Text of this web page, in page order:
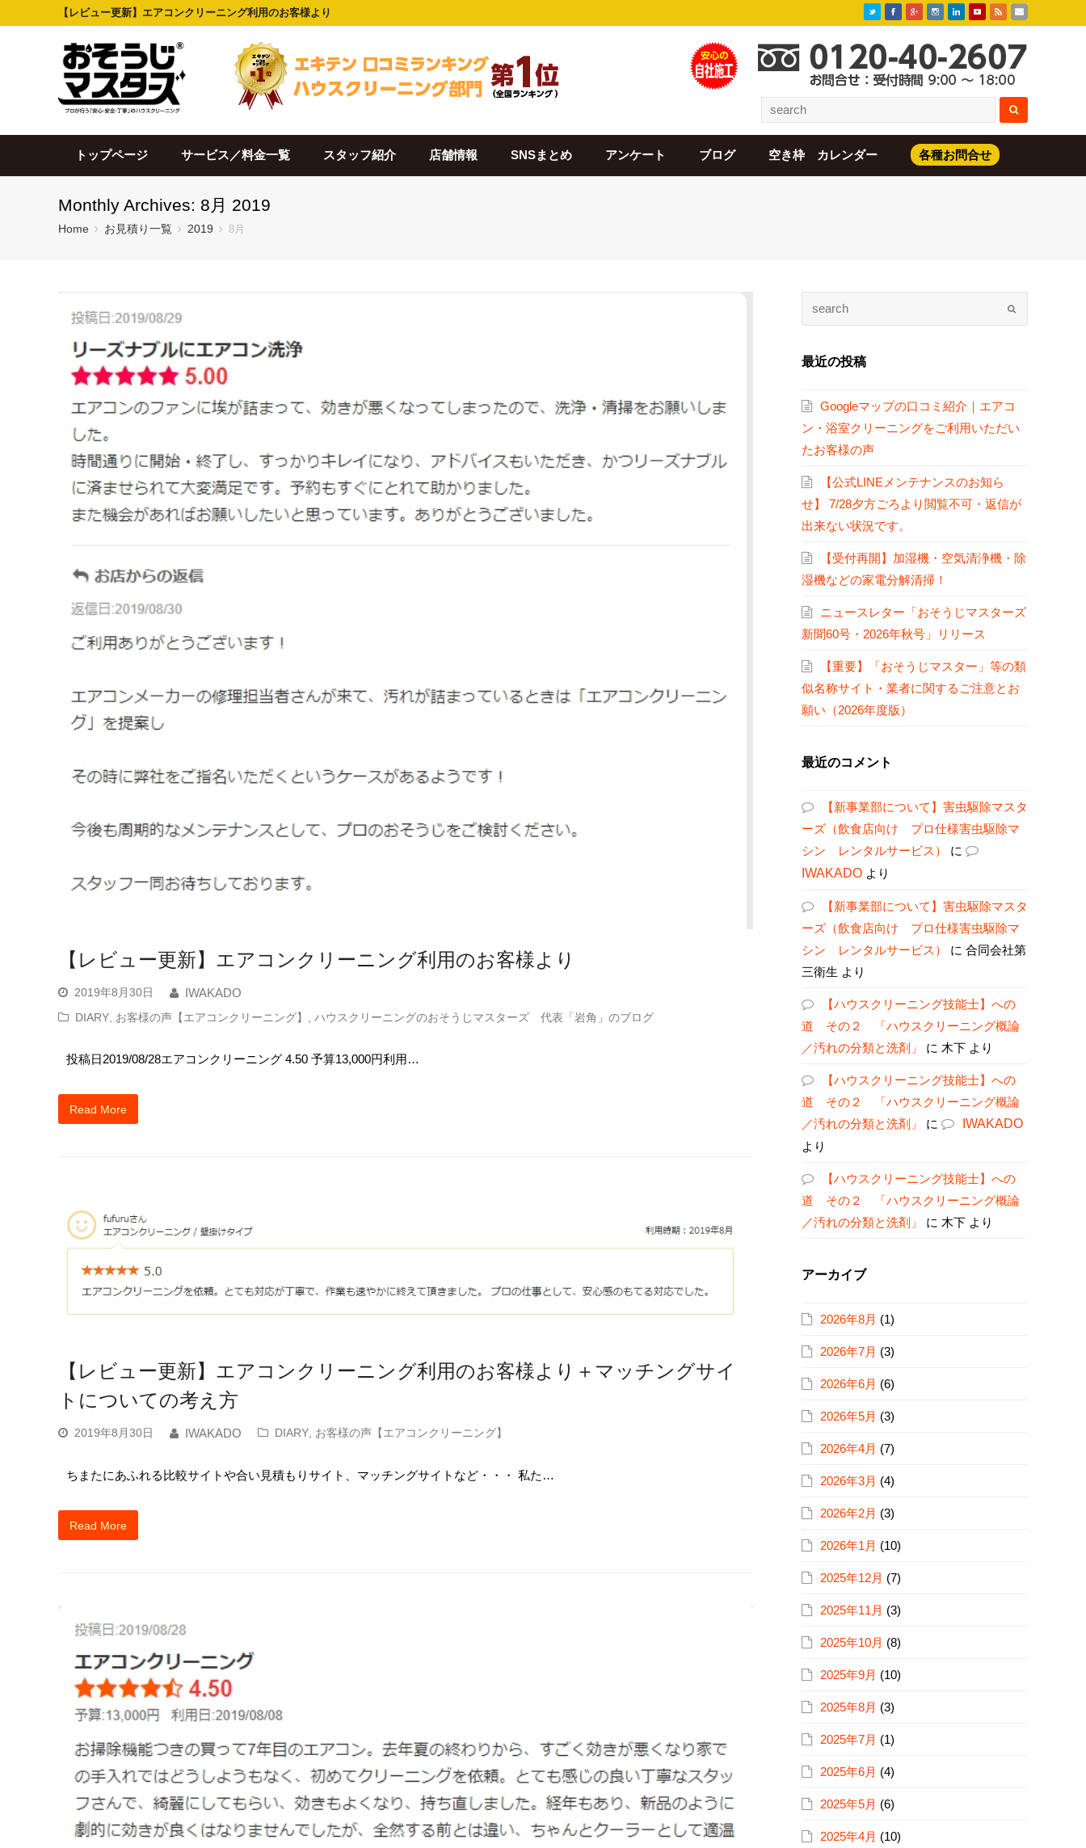
【レビュー更新】エアコンクリーニング利用のお客様より
トップページ サービス／料金一覧 スタッフ紹介 店舗情報 SNSまとめ アンケート ブログ 空き枠 カレンダー 各種お問合せ
Monthly Archives: 8月 2019
Home お見積り一覧 2019 8月
【レビュー更新】エアコンクリーニング利用のお客様より
2019年8月30日
IWAKADO
DIARY, お客様の声【エアコンクリーニング】 , ハウスクリーニングのおそうじマスターズ 代表「岩角」のブログ
投稿日2019/08/28エアコンクリーニング 4.50 予算13,000円利用…
Read More
【レビュー更新】エアコンクリーニング利用のお客様より＋マッチングサイ
トについての考え方
2019年8月30日 IWAKADO DIARY, お客様の声【エアコンクリーニング】
ちまたにあふれる比較サイトや合い見積もりサイト、マッチングサイトなど・・・ 私た…
Read More
最近の投稿
Googleマップの口コミ紹介｜エアコ
ン・浴室クリーニングをご利用いただい
たお客様の声
【公式LINEメンテナンスのお知ら
せ】 7/28夕方ごろより閲覧不可・返信が
出来ない状況です。
【受付再開】加湿機・空気清浄機・除
湿機などの家電分解清掃！
ニュースレター「おそうじマスターズ
新聞60号・2026年秋号」リリース
【重要】「おそうじマスター」等の類
似名称サイト・業者に関するご注意とお
願い（2026年度版）
最近のコメント
【新事業部について】害虫駆除マスタ
ーズ（飲食店向け プロ仕様害虫駆除マ
シン レンタルサービス）
に
IWAKADO より
【新事業部について】害虫駆除マスタ
ーズ（飲食店向け プロ仕様害虫駆除マ
シン レンタルサービス）
に 合同会社第
三衛生 より
【ハウスクリーニング技能士】への
道 その２ 「ハウスクリーニング概論
／汚れの分類と洗剤」
に 木下 より
【ハウスクリーニング技能士】への
道 その２ 「ハウスクリーニング概論
／汚れの分類と洗剤」
に
IWAKADO
より
【ハウスクリーニング技能士】への
道 その２ 「ハウスクリーニング概論
／汚れの分類と洗剤」
に 木下 より
アーカイブ
2026年8月 (1)
2026年7月 (3)
2026年6月 (6)
2026年5月 (3)
2026年4月 (7)
2026年3月 (4)
2026年2月 (3)
2026年1月 (10)
2025年12月 (7)
2025年11月 (3)
2025年10月 (8)
2025年9月 (10)
2025年8月 (3)
2025年7月 (1)
2025年6月 (4)
2025年5月 (6)
2025年4月 (10)